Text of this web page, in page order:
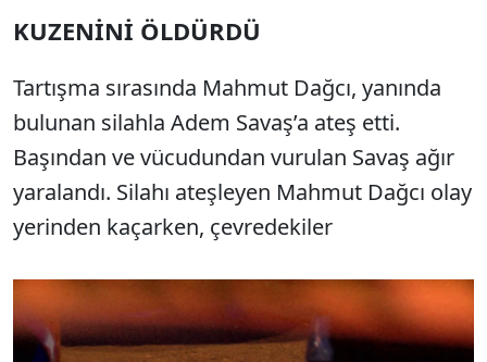
KUZENİNİ ÖLDÜRDÜ
Tartışma sırasında Mahmut Dağcı, yanında
bulunan silahla Adem Savaş’a ateş etti.
Başından ve vücudundan vurulan Savaş ağır
yaralandı. Silahı ateşleyen Mahmut Dağcı olay
yerinden kaçarken, çevredekiler